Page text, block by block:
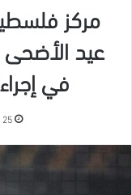
عيد
في
25 مايو، 2026